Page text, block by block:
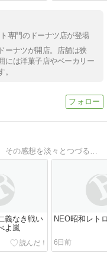
専門のドーナツ店が登場
ーナツが開店。店舗は狭
には洋菓子店やベーカリー
新刊本や特定分野の本を集中的に読み、その感想を淡々とつづるという 自分向け書評とも言えるブログです。その本の特色をメインに記録します。
義なき戦い
よ嵐
NEO昭和レト
6日前